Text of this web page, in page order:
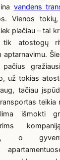
vandens
Vienos
plačiau – tai
tik atostogų
aptarnavimu.
už tokias
tačiau
teikia
išmokti
o